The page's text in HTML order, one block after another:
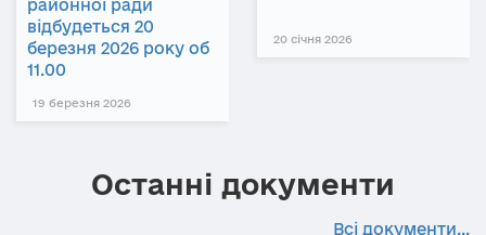
районної ради
відбудеться 20
березня 2026 року об
11.00
19 березня 2026
20 січня 2026
Останні документи
Всі документи...